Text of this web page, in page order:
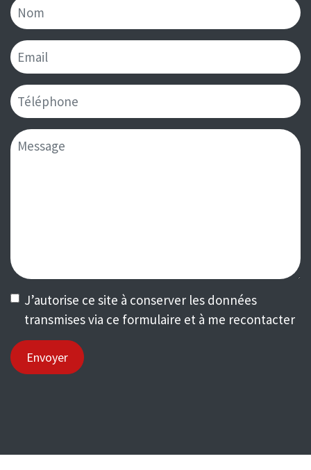
J’autorise ce site à conserver les données
transmises via ce formulaire et à me recontacter
Envoyer